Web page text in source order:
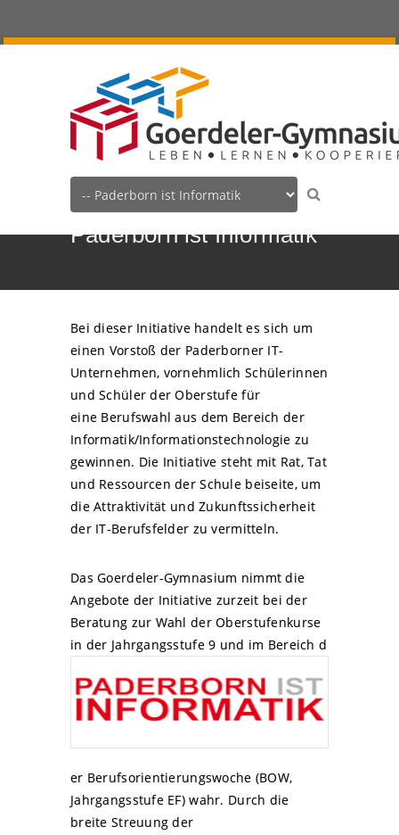
Paderborn ist Informatik
Bei dieser Initiative handelt es sich um
einen Vorstoß der Paderborner IT-
Unternehmen, vornehmlich Schülerinnen
und Schüler der Oberstufe für
eine Berufswahl aus dem Bereich der
Informatik/Informationstechnologie zu
gewinnen. Die Initiative steht mit Rat, Tat
und Ressourcen der Schule beiseite, um
die Attraktivität und Zukunftssicherheit
der IT-Berufsfelder zu vermitteln.
Das Goerdeler-Gymnasium nimmt die
Angebote der Initiative zurzeit bei der
Beratung zur Wahl der Oberstufenkurse
in der Jahrgangsstufe 9 und im Bereich d
er Berufsorientierungswoche (BOW,
Jahrgangsstufe EF) wahr. Durch die
breite Streuung der